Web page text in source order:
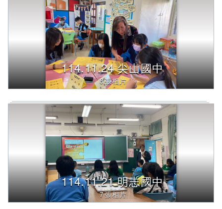
114.11.24 尖山國中
8張相片
114.11.21 明志國中
7張相片